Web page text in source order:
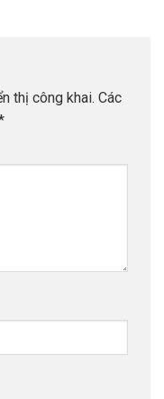
thị công khai. Các